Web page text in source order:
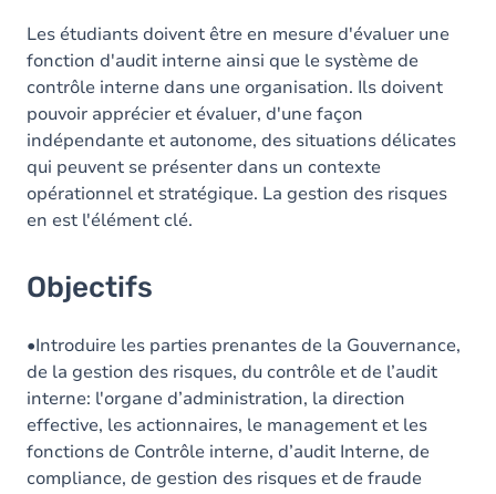
Contenu
Table des matières
Les étudiants doivent être en mesure d'évaluer une
fonction d'audit interne ainsi que le système de
contrôle interne dans une organisation. Ils doivent
pouvoir apprécier et évaluer, d'une façon
indépendante et autonome, des situations délicates
qui peuvent se présenter dans un contexte
opérationnel et stratégique. La gestion des risques
en est l'élément clé.
Objectifs
•Introduire les parties prenantes de la Gouvernance,
de la gestion des risques, du contrôle et de l’audit
interne: l'organe d’administration, la direction
effective, les actionnaires, le management et les
fonctions de Contrôle interne, d’audit Interne, de
compliance, de gestion des risques et de fraude